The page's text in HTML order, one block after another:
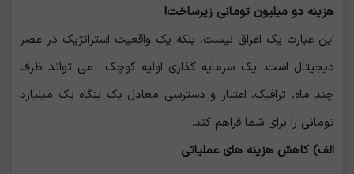
هزینه دو میلیون تومانی زیرساخت!
این عبارت یک اغراق نیست، بلکه یک واقعیت استراتژیک در عصر
دیجیتال است. یک سرمایه ‌گذاری اولیه کوچک می ‌تواند ظرف
چند ماه، ترافیک، اعتبار و دسترسی معادل یک بنگاه یک میلیارد
تومانی را برای شما فراهم کند.
الف) کاهش هزینه های عملیاتی